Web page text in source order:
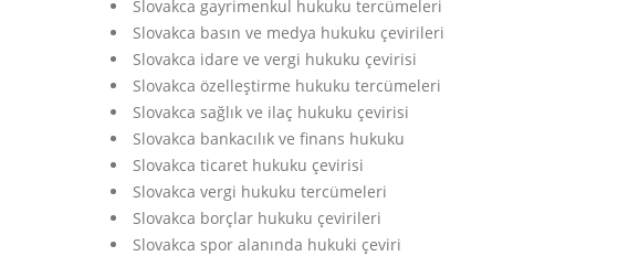
Slovakca gayrimenkul hukuku tercümeleri
Slovakca basın ve medya hukuku çevirileri
Slovakca idare ve vergi hukuku çevirisi
Slovakca özelleştirme hukuku tercümeleri
Slovakca sağlık ve ilaç hukuku çevirisi
Slovakca bankacılık ve finans hukuku
Slovakca ticaret hukuku çevirisi
Slovakca vergi hukuku tercümeleri
Slovakca borçlar hukuku çevirileri
Slovakca spor alanında hukuki çeviri